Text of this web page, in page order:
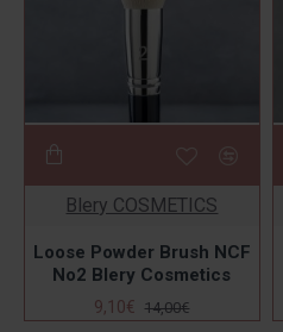
Blery COSMETICS
Loose Powder Brush NCF
No2 Blery Cosmetics
9,10€ 14,00€